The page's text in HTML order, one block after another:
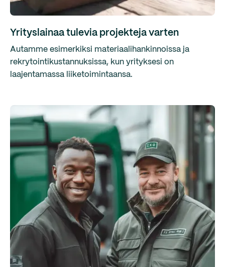
Yrityslainaa tulevia projekteja varten
Autamme esimerkiksi materiaalihankinnoissa ja
rekrytointikustannuksissa, kun yrityksesi on
laajentamassa liiketoimintaansa.